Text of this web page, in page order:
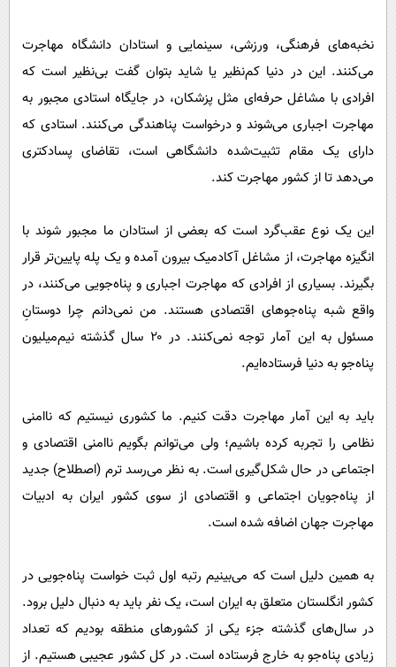
نخبه‌های فرهنگی، ورزشی، سینمایی و استادان دانشگاه مهاجرت
می‌کنند. این در دنیا کم‌نظیر یا شاید بتوان گفت بی‌نظیر است که
افرادی با مشاغل حرفه‌ای مثل پزشکان، در جایگاه استادی مجبور به
مهاجرت اجباری می‌شوند و درخواست پناهندگی می‌کنند. استادی که
دارای یک مقام تثبیت‌شده دانشگاهی است، تقاضای پسادکتری
می‌دهد تا از کشور مهاجرت کند.
این یک نوع عقب‌گرد است که بعضی از استادان ما مجبور شوند با
انگیزه مهاجرت، از مشاغل آکادمیک بیرون آمده و یک پله پایین‌تر قرار
بگیرند. بسیاری از افرادی که مهاجرت اجباری و پناه‌جویی می‌کنند، در
واقع شبه پناه‌جو‌های اقتصادی هستند. من نمی‌دانم چرا دوستانِ
مسئول به این آمار توجه نمی‌کنند. در ۲۰ سال گذشته نیم‌میلیون
پناه‌جو به دنیا فرستاده‌ایم.
باید به این آمار مهاجرت دقت کنیم. ما کشوری نیستیم که ناامنی
نظامی را تجربه کرده باشیم؛ ولی می‌توانم بگویم ناامنی اقتصادی و
اجتماعی در حال شکل‌گیری است. به نظر می‌رسد ترم (اصطلاح) جدید
از پناه‌جویان اجتماعی و اقتصادی از سوی کشور ایران به ادبیات
مهاجرت جهان اضافه شده است.
به همین دلیل است که می‌بینیم رتبه اول ثبت خواست پناه‌جویی در
کشور انگلستان متعلق به ایران است، یک نفر باید به دنبال دلیل برود.
در سال‌های گذشته جزء یکی از کشور‌های منطقه بودیم که تعداد
زیادی پناه‌جو به خارج فرستاده است. در کل کشور عجیبی هستیم. از